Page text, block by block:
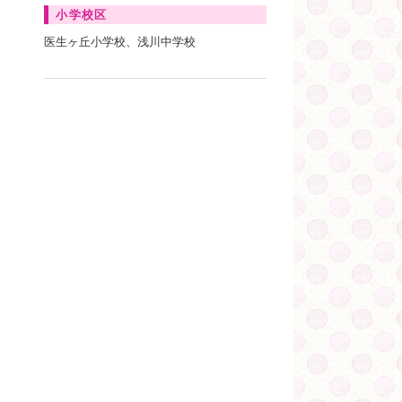
小学校区
医生ヶ丘小学校、浅川中学校